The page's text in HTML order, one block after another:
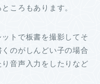
ころもあります。
トで板書を撮影してそ
のがしんどい子の場合
音声入力をしたりなど